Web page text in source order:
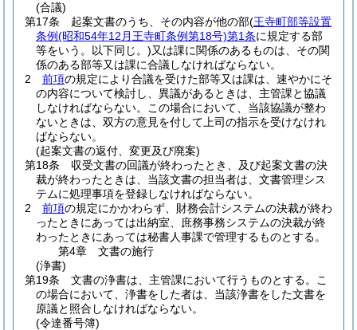
(合議)
第17条
起案文書のうち、その内容が他の部(王寺町部等設置
条例(昭和54年12月王寺町条例第18号)第1条に規定する部
等をいう。以下同じ。)又は課に関係のあるものは、その関
係のある部等又は課に合議しなければならない。
2
前項の規定により合議を受けた部等又は課は、速やかにそ
の内容について検討し、異議があるときは、主管課と協議
しなければならない。
この場合において、当該協議が整わ
ないときは、双方の意見を付して上司の指示を受けなけれ
ばならない。
(起案文書の返付、変更及び廃案)
第18条
収受文書の回議が終わったとき、及び起案文書の決
裁が終わったときは、当該文書の担当者は、文書管理シス
テムに処理事項を登録しなければならない。
2
前項の規定にかかわらず、財務会計システムの決裁が終わ
ったときにあっては出納室、庶務事務システムの決裁が終
わったときにあっては秘書人事課で管理するものとする。
第4章
文書の施行
(浄書)
第19条
文書の浄書は、主管課において行うものとする。
こ
の場合において、浄書をした者は、当該浄書をした文書を
原議と照合しなければならない。
(令達番号簿)